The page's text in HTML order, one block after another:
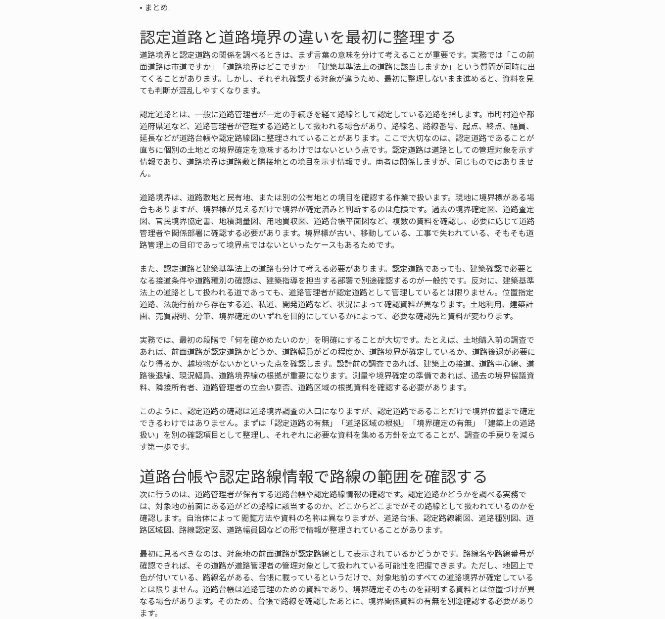
• まとめ
認定道路と道路境界の違いを最初に整理する
道路境界と認定道路の関係を調べるときは、まず言葉の意味を分けて考えることが重要です。実務では「この前
面道路は市道ですか」「道路境界はどこですか」「建築基準法上の道路に該当しますか」という質問が同時に出
てくることがあります。しかし、それぞれ確認する対象が違うため、最初に整理しないまま進めると、資料を見
ても判断が混乱しやすくなります。
認定道路とは、一般に道路管理者が一定の手続きを経て路線として認定している道路を指します。市町村道や都
道府県道など、道路管理者が管理する道路として扱われる場合があり、路線名、路線番号、起点、終点、幅員、
延長などが道路台帳や認定路線図に整理されていることがあります。ここで大切なのは、認定道路であることが
直ちに個別の土地との境界確定を意味するわけではないという点です。認定道路は道路としての管理対象を示す
情報であり、道路境界は道路敷と隣接地との境目を示す情報です。両者は関係しますが、同じものではありませ
ん。
道路境界は、道路敷地と民有地、または別の公有地との境目を確認する作業で扱います。現地に境界標がある場
合もありますが、境界標が見えるだけで境界が確定済みと判断するのは危険です。過去の境界確定図、道路査定
図、官民境界協定書、地積測量図、用地買収図、道路台帳平面図など、複数の資料を確認し、必要に応じて道路
管理者や関係部署に確認する必要があります。境界標が古い、移動している、工事で失われている、そもそも道
路管理上の目印であって境界点ではないといったケースもあるためです。
また、認定道路と建築基準法上の道路も分けて考える必要があります。認定道路であっても、建築確認で必要と
なる接道条件や道路種別の確認は、建築指導を担当する部署で別途確認するのが一般的です。反対に、建築基準
法上の道路として扱われる道であっても、道路管理者が認定道路として管理しているとは限りません。位置指定
道路、法施行前から存在する道、私道、開発道路など、状況によって確認資料が異なります。土地利用、建築計
画、売買説明、分筆、境界確定のいずれを目的にしているかによって、必要な確認先と資料が変わります。
実務では、最初の段階で「何を確かめたいのか」を明確にすることが大切です。たとえば、土地購入前の調査で
あれば、前面道路が認定道路かどうか、道路幅員がどの程度か、道路境界が確定しているか、道路後退が必要に
なり得るか、越境物がないかといった点を確認します。設計前の調査であれば、建築上の接道、道路中心線、道
路後退線、現況幅員、道路境界線の根拠が重要になります。測量や境界確定の準備であれば、過去の境界協議資
料、隣接所有者、道路管理者の立会い要否、道路区域の根拠資料を確認する必要があります。
このように、認定道路の確認は道路境界調査の入口になりますが、認定道路であることだけで境界位置まで確定
できるわけではありません。まずは「認定道路の有無」「道路区域の根拠」「境界確定の有無」「建築上の道路
扱い」を別の確認項目として整理し、それぞれに必要な資料を集める方針を立てることが、調査の手戻りを減ら
す第一歩です。
道路台帳や認定路線情報で路線の範囲を確認する
次に行うのは、道路管理者が保有する道路台帳や認定路線情報の確認です。認定道路かどうかを調べる実務で
は、対象地の前面にある道がどの路線に該当するのか、どこからどこまでがその路線として扱われているのかを
確認します。自治体によって閲覧方法や資料の名称は異なりますが、道路台帳、認定路線網図、道路種別図、道
路区域図、路線認定図、道路幅員図などの形で情報が整理されていることがあります。
最初に見るべきなのは、対象地の前面道路が認定路線として表示されているかどうかです。路線名や路線番号が
確認できれば、その道路が道路管理者の管理対象として扱われている可能性を把握できます。ただし、地図上で
色が付いている、路線名がある、台帳に載っているというだけで、対象地前のすべての道路境界が確定している
とは限りません。道路台帳は道路管理のための資料であり、境界確定そのものを証明する資料とは位置づけが異
なる場合があります。そのため、台帳で路線を確認したあとに、境界関係資料の有無を別途確認する必要があり
ます。